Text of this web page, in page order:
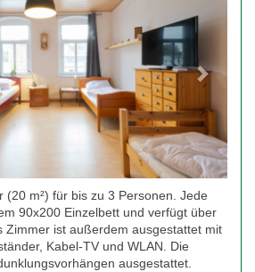
(20 m²) für bis zu 3 Personen. Jede
90x200 Einzelbett und verfügt über
Zimmer ist außerdem ausgestattet mit
Kabel-TV und WLAN. Die
ausgestattet.